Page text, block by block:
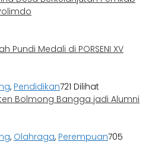
Pundi Medali di PORSENI XV
, Pendidikan721 Dilihat
Bolmong Bangga jadi Alumni
, Olahraga, Perempuan705